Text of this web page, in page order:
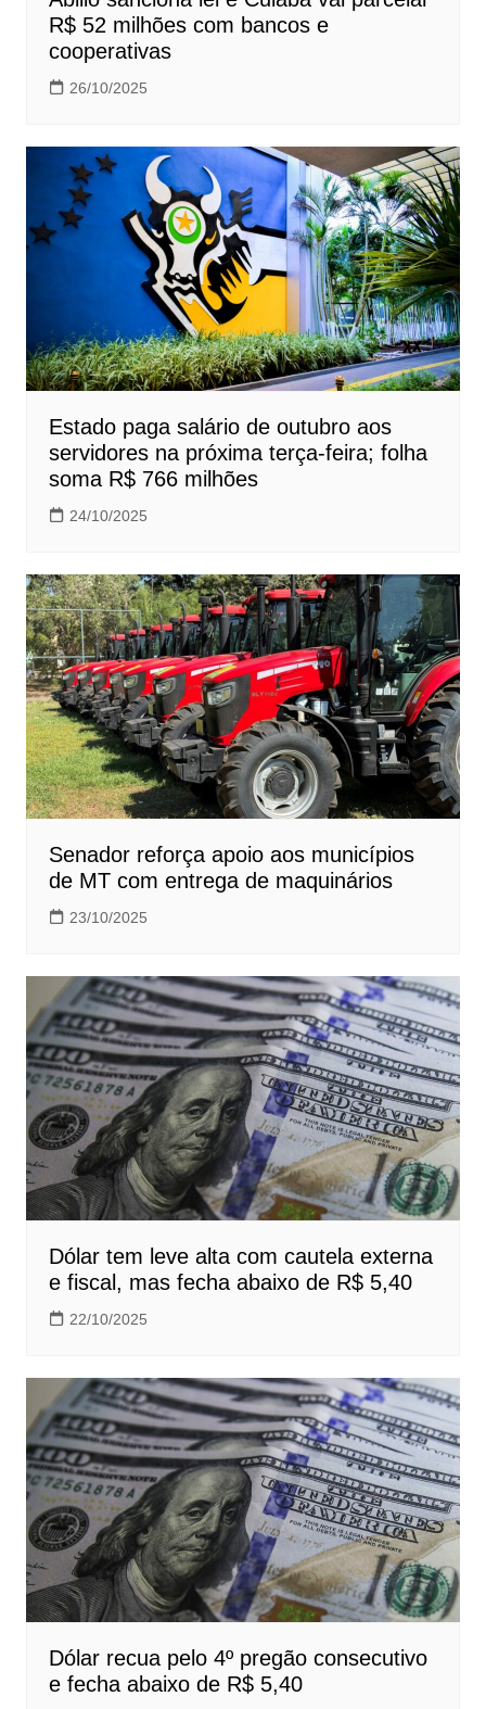
R$ 52 milhões com bancos e
cooperativas
26/10/2025
Estado paga salário de outubro aos
servidores na próxima terça-feira; folha
soma R$ 766 milhões
24/10/2025
Senador reforça apoio aos municípios
de MT com entrega de maquinários
23/10/2025
Dólar tem leve alta com cautela externa
e fiscal, mas fecha abaixo de R$ 5,40
22/10/2025
Dólar recua pelo 4º pregão consecutivo
e fecha abaixo de R$ 5,40